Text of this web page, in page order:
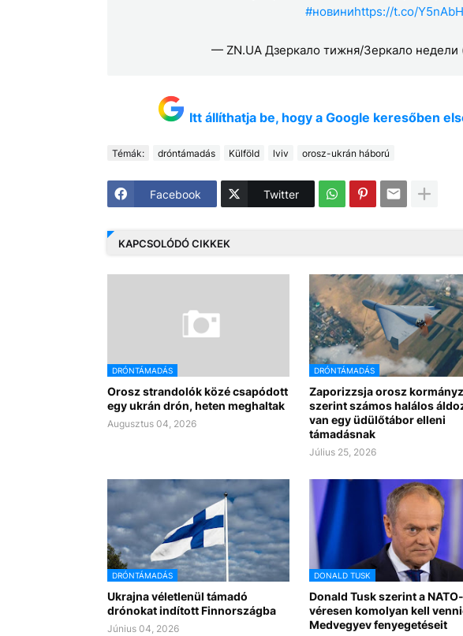
#новиниhttps://t.co/
— ZN.UA Дзеркало тижня/Зеркало недели
Itt állíthatja be, hogy a Google keresőben
Témák: dróntámadás Külföld lviv orosz-ukrán háború
Facebook Twitter
KAPCSOLÓDÓ CIKKEK
DRÓNTÁMADÁS
Orosz strandolók közé csapódott
egy ukrán drón, heten meghaltak
Augusztus 04, 2026
DRÓNTÁMADÁS
Zaporizzsja orosz
szerint számos halálos
van egy üdülőtábor elleni
támadásnak
Július 25, 2026
DRÓNTÁMADÁS
Ukrajna véletlenül támadó
drónokat indított Finnországba
Június 04, 2026
DONALD TUSK
Donald Tusk szerint a
véresen komolyan kell
Medvegyev fenyegetéseit